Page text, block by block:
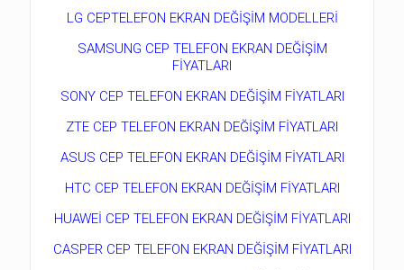
LG CEPTELEFON EKRAN DEĞİŞİM MODELLERİ
SAMSUNG CEP TELEFON EKRAN DEĞİŞİM
FİYATLARI
SONY CEP TELEFON EKRAN DEĞİŞİM FİYATLARI
ZTE CEP TELEFON EKRAN DEĞİŞİM FİYATLARI
ASUS CEP TELEFON EKRAN DEĞİŞİM FİYATLARI
HTC CEP TELEFON EKRAN DEĞİŞİM FİYATLARI
HUAWEİ CEP TELEFON EKRAN DEĞİŞİM FİYATLARI
CASPER CEP TELEFON EKRAN DEĞİŞİM FİYATLARI